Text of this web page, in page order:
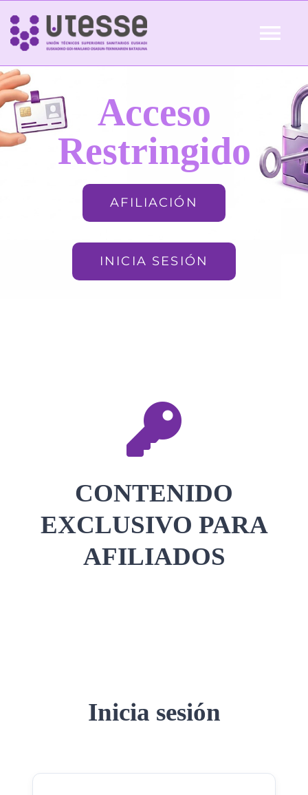
Skip
content
Inicio
QUIÉNES SOMOS Acceso
Restringido
AFILIACIÓN
INICIA SESIÓN
CONTENIDO
EXCLUSIVO PARA
AFILIADOS
Inicia sesión